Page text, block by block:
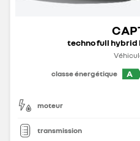
techno full hybrid
classe énergétique
A
moteur
transmission